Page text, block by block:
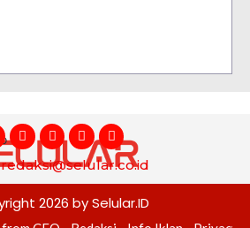
redaksi@selular.co.id
2026 by Selular.ID